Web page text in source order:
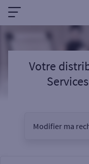
Votre
Modifier ma